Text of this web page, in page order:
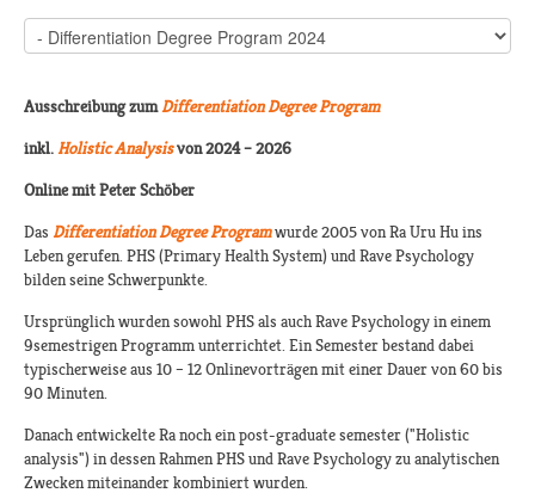
Ausschreibung zumDifferentiation Degree Program
inkl.Holistic Analysisvon 2024 – 2026
Online mit Peter Schöber
Das Differentiation Degree Programwurde 2005 von Ra Uru Hu ins
Leben gerufen. PHS (Primary Health System) und Rave Psychology
bilden seine Schwerpunkte.
Ursprünglich wurden sowohl PHS als auch Rave Psychology in einem
9semestrigen Programm unterrichtet. Ein Semester bestand dabei
typischerweise aus 10 – 12 Onlinevorträgen mit einer Dauer von 60 bis
90 Minuten.
Danach entwickelte Ra noch ein post-graduate semester ("Holistic
analysis") in dessen Rahmen PHS und Rave Psychology zu analytischen
Zwecken miteinander kombiniert wurden.